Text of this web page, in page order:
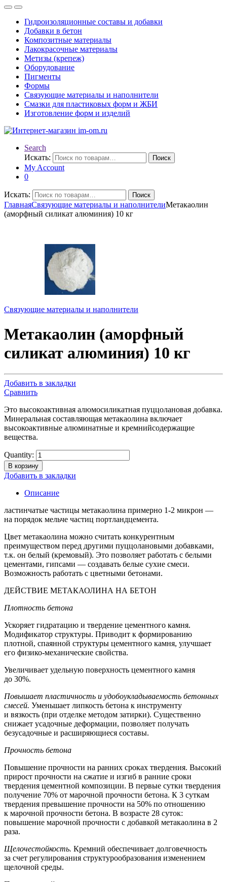
Гидроизоляционные составы и добавки
Добавки в бетон
Композитные материалы
Лакокрасочные материалы
Метизы (крепеж)
Оборудование
Пигменты
Формы
Связующие материалы и наполнители
Смазки для пластиковых форм и ЖБИ
Изготовление форм и изделий
Search
Искать:
Поиск
My Account
0
Искать: Поиск
ГлавнаяСвязующие материалы и наполнителиМетакаолин
(аморфный силикат алюминия) 10 кг
Связующие материалы и наполнители
Метакаолин (аморфный
силикат алюминия) 10 кг
Добавить в закладки
Сравнить
Это высокоактивная алюмосиликатная пуццолановая добавка.
Минеральная составляющая метакаолина включает
высокоактивные алюминатные и кремнийсодержащие
вещества.
Quantity:
В корзину
Добавить в закладки
Описание
ластинчатые частицы метакаолина примерно 1-2 микрон —
на порядок мельче частиц портландцемента.
Цвет метакаолина можно считать конкурентным
преимуществом перед другими пуццолановыми добавками,
т.к. он белый (кремовый). Это позволяет работать с белыми
цементами, гипсами — создавать белые сухие смеси.
Возможность работать с цветными бетонами.
ДЕЙСТВИЕ МЕТАКАОЛИНА НА БЕТОН
Плотность бетона
Ускоряет гидратацию и твердение цементного камня.
Модификатор структуры. Приводит к формированию
плотной, спаянной структуры цементного камня, улучшает
его физико-механические свойства.
Увеличивает удельную поверхность цементного камня
до 30%.
Повышает пластичность и удобоукладываемость бетонных
смесей. Уменьшает липкость бетона к инструменту
и вязкость (при отделке методом затирки). Существенно
снижает усадочные деформации, позволяет получать
безусадочные и расширяющиеся составы.
Прочность бетона
Повышение прочности на ранних сроках твердения. Высокий
прирост прочности на сжатие и изгиб в ранние сроки
твердения цементной композиции. В первые сутки твердения
получение 70% от марочной прочности бетона. К 3 суткам
твердения превышение прочности на 50% по отношению
к марочной прочности бетона. В возрасте 28 суток:
повышение марочной прочности с добавкой метакаолина в 2
раза.
Щелочестойкость. Кремний обеспечивает долговечность
за счет регулирования структурообразования изменением
щелочной среды.